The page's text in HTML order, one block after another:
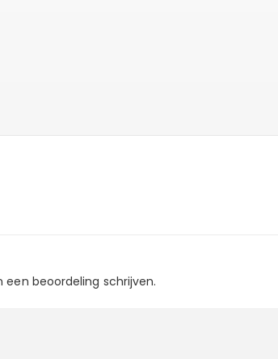
beoordeling schrijven.